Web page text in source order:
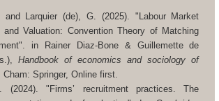
and Larquier (de), G. (2025). "Labour Market
and Valuation: Convention Theory of Matching
in Rainer Diaz-Bone & Guillemette de
Handbook of economics and sociology of
. Cham: Springer, Online first.
(2024). "Firms’ recruitment practices. The